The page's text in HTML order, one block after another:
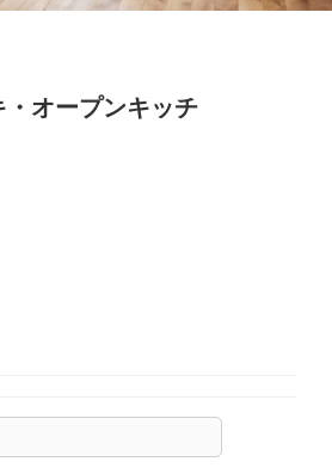
・オープンキッチ